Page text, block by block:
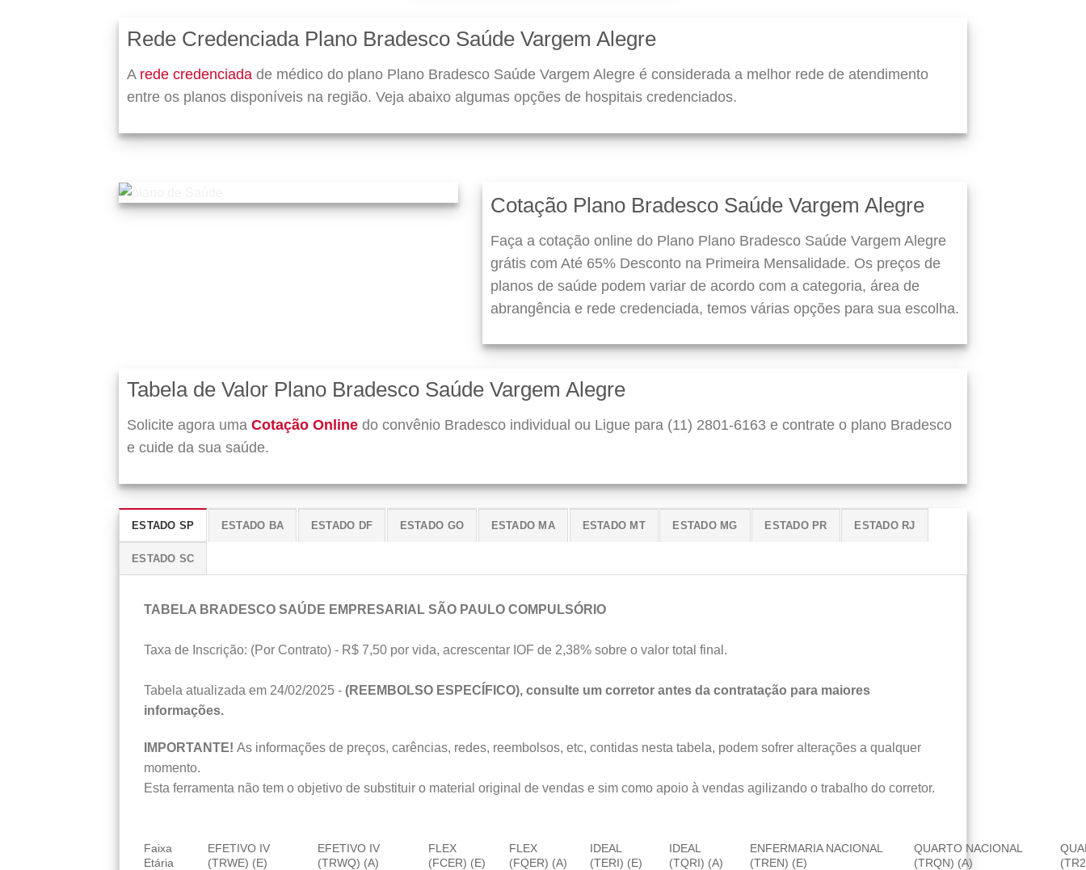
Rede Credenciada Plano Bradesco Saúde Vargem Alegre
A rede credenciada de médico do plano Plano Bradesco Saúde Vargem Alegre é considerada a melhor rede de atendimento
entre os planos disponíveis na região. Veja abaixo algumas opções de hospitais credenciados.
Cotação Plano Bradesco Saúde Vargem Alegre
Faça a cotação online do Plano Plano Bradesco Saúde Vargem Alegre
grátis com Até 65% Desconto na Primeira Mensalidade. Os preços de
planos de saúde podem variar de acordo com a categoria, área de
abrangência e rede credenciada, temos várias opções para sua escolha.
Tabela de Valor Plano Bradesco Saúde Vargem Alegre
Solicite agora uma Cotação Online do convênio Bradesco individual ou Ligue para (11) 2801-6163 e contrate o plano Bradesco
e cuide da sua saúde.
ESTADO SP ESTADO BA ESTADO DF ESTADO GO ESTADO MA ESTADO MT ESTADO MG ESTADO PR ESTADO RJ
ESTADO SC
TABELA BRADESCO SAÚDE EMPRESARIAL SÃO PAULO COMPULSÓRIO
Taxa de Inscrição: (Por Contrato) - R$ 7,50 por vida, acrescentar IOF de 2,38% sobre o valor total final.
Tabela atualizada em 24/02/2025 - (REEMBOLSO ESPECÍFICO), consulte um corretor antes da contratação para maiores
informações.
IMPORTANTE! As informações de preços, carências, redes, reembolsos, etc, contidas nesta tabela, podem sofrer alterações a qualquer
momento.
Esta ferramenta não tem o objetivo de substituir o material original de vendas e sim como apoio à vendas agilizando o trabalho do corretor.
Faixa
Etária
EFETIVO IV
(TRWE) (E)
EFETIVO IV
(TRWQ) (A)
FLEX
(FCER) (E)
FLEX
(FQER) (A)
IDEAL
(TERI) (E)
IDEAL
(TQRI) (A)
ENFERMARIA NACIONAL
(TREN) (E)
QUARTO NACIONAL
(TRQN) (A)